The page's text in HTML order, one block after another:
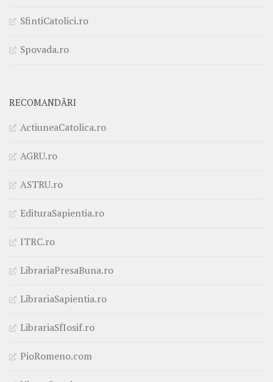
SfintiCatolici.ro
Spovada.ro
RECOMANDĂRI
ActiuneaCatolica.ro
AGRU.ro
ASTRU.ro
EdituraSapientia.ro
ITRC.ro
LibrariaPresaBuna.ro
LibrariaSapientia.ro
LibrariaSfIosif.ro
PioRomeno.com